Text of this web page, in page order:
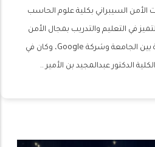
السيبراني بكلية علوم الحاسب
في التعليم والتدريب بمجال الأمن
السيبراني و في إطار الشراكة بين الجامعة وشركة Google، وكان في
الدكتور عبدالمجيد بن الأمير ..